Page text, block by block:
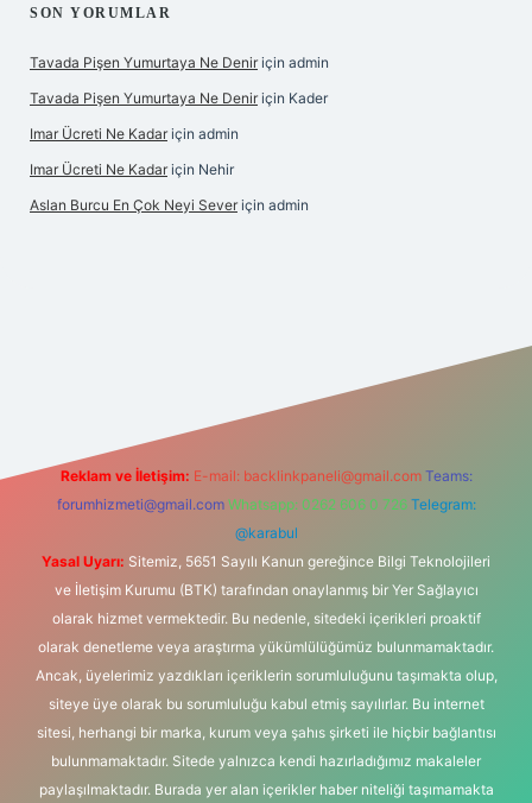
SON YORUMLAR
Tavada Pişen Yumurtaya Ne Denir için admin
Tavada Pişen Yumurtaya Ne Denir için Kader
Imar Ücreti Ne Kadar için admin
Imar Ücreti Ne Kadar için Nehir
Aslan Burcu En Çok Neyi Sever için admin
Reklam ve İletişim: E-mail: backlinkpaneli@gmail.com Teams:
forumhizmeti@gmail.com Whatsapp: 0262 606 0 726 Telegram:
@karabul
Yasal Uyarı: Sitemiz, 5651 Sayılı Kanun gereğince Bilgi Teknolojileri
ve İletişim Kurumu (BTK) tarafından onaylanmış bir Yer Sağlayıcı
olarak hizmet vermektedir. Bu nedenle, sitedeki içerikleri proaktif
olarak denetleme veya araştırma yükümlülüğümüz bulunmamaktadır.
Ancak, üyelerimiz yazdıkları içeriklerin sorumluluğunu taşımakta olup,
siteye üye olarak bu sorumluluğu kabul etmiş sayılırlar. Bu internet
sitesi, herhangi bir marka, kurum veya şahıs şirketi ile hiçbir bağlantısı
bulunmamaktadır. Sitede yalnızca kendi hazırladığımız makaleler
paylaşılmaktadır. Burada yer alan içerikler haber niteliği taşımamakta